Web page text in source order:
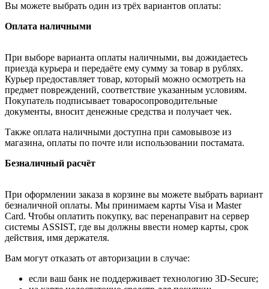
Вы можете выбрать один из трёх вариантов оплаты:
Оплата наличными
При выборе варианта оплаты наличными, вы дожидаетесь
приезда курьера и передаёте ему сумму за товар в рублях.
Курьер предоставляет товар, который можно осмотреть на
предмет повреждений, соответствие указанным условиям.
Покупатель подписывает товаросопроводительные
документы, вносит денежные средства и получает чек.
Также оплата наличными доступна при самовывозе из
магазина, оплаты по почте или использовании постамата.
Безналичный расчёт
При оформлении заказа в корзине вы можете выбрать вариант
безналичной оплаты. Мы принимаем карты Visa и Master
Card. Чтобы оплатить покупку, вас перенаправит на сервер
системы ASSIST, где вы должны ввести номер карты, срок
действия, имя держателя.
Вам могут отказать от авторизации в случае:
если ваш банк не поддерживает технологию 3D-Secure;